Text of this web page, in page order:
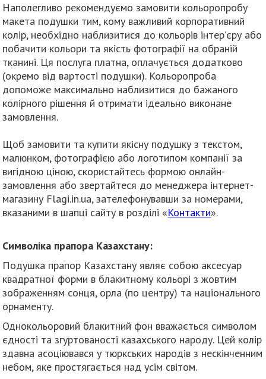
Наполегливо рекомендуємо замовити кольоропробу
макета подушки тим, кому важливий корпоративний
колір, необхідно наблизитися до кольорів інтер’єру або
побачити кольори та якість фотографії на обраній
тканині. Ця послуга платна, оплачується додатково
(окремо від вартості подушки). Кольоропроба
допоможе максимально наблизитися до бажаного
колірного рішення й отримати ідеально виконане
замовлення.
Щоб замовити та купити якісну подушку з текстом,
малюнком, фотографією або логотипом компанії за
вигідною ціною, скористайтесь формою онлайн-
замовлення або звертайтеся до менеджера інтернет-
магазину Flagi.in.ua, зателефонувавши за номерами,
вказаними в шапці сайту в розділі «Контакти».
Символіка прапора Казахстану:
Подушка прапор Казахстану являє собою аксесуар
квадратної форми в блакитному кольорі з жовтим
зображенням сонця, орла (по центру) та національного
орнаменту.
Однокольоровий блакитний фон вважається символом
єдності та згуртованості казахського народу. Цей колір
здавна асоціювався у тюркських народів з нескінченним
небом, яке простягається над усім світом.